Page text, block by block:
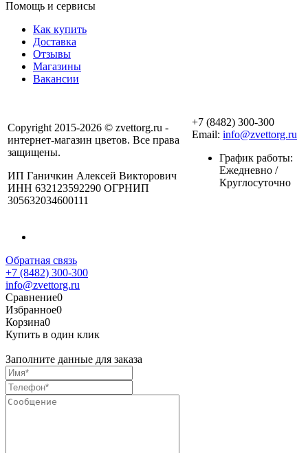
Помощь и сервисы
Как купить
Доставка
Отзывы
Магазины
Вакансии
Copyright 2015-2026 © zvettorg.ru -
интернет-магазин цветов. Все права
защищены.
ИП Ганичкин Алексей Викторович
ИНН 632123592290 ОГРНИП
305632034600111
+7 (8482) 300-300
Email: info@zvettorg.ru
График работы:
Ежедневно /
Круглосуточно
Обратная связь
+7 (8482) 300-300
info@zvettorg.ru
Сравнение0
Избранное0
Корзина0
Купить в один клик
Заполните данные для заказа